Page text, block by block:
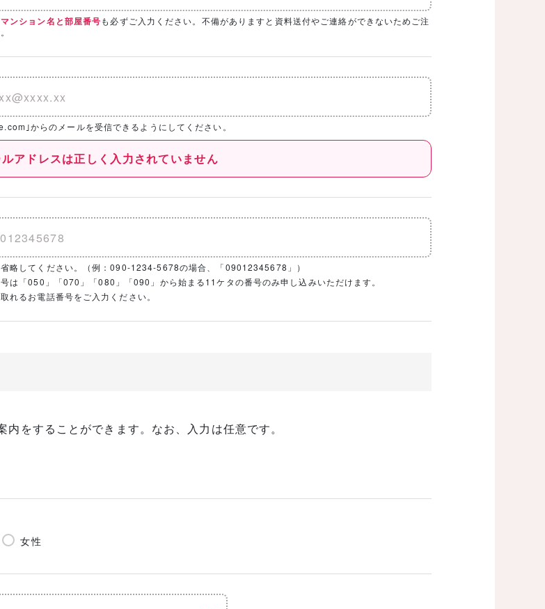
ンション名と部屋番号も必ずご入力ください。不備がありますと資料送付やご連絡ができないためご注
｣からのメールを受信できるようにしてください。
アドレスは正しく入力されていません
略してください。（例：090-1234-5678の場合、「09012345678」）
は「050」「070」「080」「090」から始まる11ケタの番号のみ申し込みいただけます。
れるお電話番号をご入力ください。
をすることができます。なお、入力は任意です。
女性